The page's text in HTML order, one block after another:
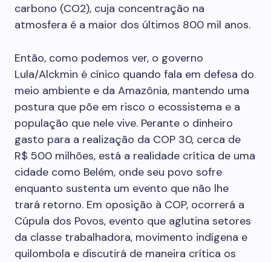
carbono (CO2), cuja concentração na
atmosfera é a maior dos últimos 800 mil anos.
Então, como podemos ver, o governo
Lula/Alckmin é cínico quando fala em defesa do
meio ambiente e da Amazônia, mantendo uma
postura que põe em risco o ecossistema e a
população que nele vive. Perante o dinheiro
gasto para a realização da COP 30, cerca de
R$ 500 milhões, está a realidade crítica de uma
cidade como Belém, onde seu povo sofre
enquanto sustenta um evento que não lhe
trará retorno. Em oposição à COP, ocorrerá a
Cúpula dos Povos, evento que aglutina setores
da classe trabalhadora, movimento indígena e
quilombola e discutirá de maneira crítica os